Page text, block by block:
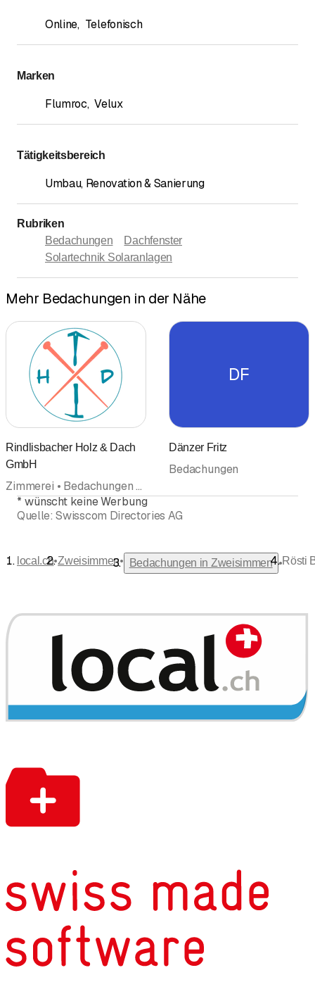
Online, Telefonisch
Marken
Flumroc, Velux
Tätigkeitsbereich
Umbau, Renovation & Sanierung
Rubriken
Bedachungen
Dachfenster
Solartechnik Solaranlagen
Mehr Bedachungen in der Nähe
Rindlisbacher Holz & Dach
GmbH
Zimmerei • Bedachungen • Holzbau
DF
Dänzer Fritz
Bedachungen
* wünscht keine Werbung
Quelle: Swisscom Directories AG
local.ch•Zweisimmen• Bedachungen in Zweisimmen •Rösti